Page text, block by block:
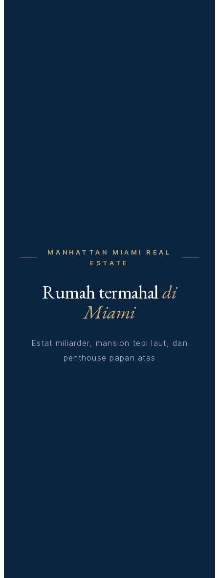
MANHATTAN MIAMI REAL
ESTATE
Rumah termahaldi
Miami
Estat miliarder, mansion tepi laut, dan
penthouse papan atas